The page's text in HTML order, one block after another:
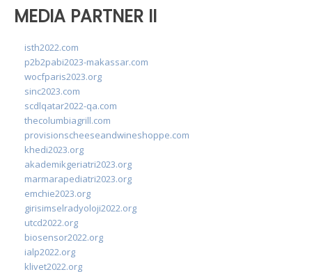
MEDIA PARTNER II
isth2022.com
p2b2pabi2023-makassar.com
wocfparis2023.org
sinc2023.com
scdlqatar2022-qa.com
thecolumbiagrill.com
provisionscheeseandwineshoppe.com
khedi2023.org
akademikgeriatri2023.org
marmarapediatri2023.org
emchie2023.org
girisimselradyoloji2022.org
utcd2022.org
biosensor2022.org
ialp2022.org
klivet2022.org